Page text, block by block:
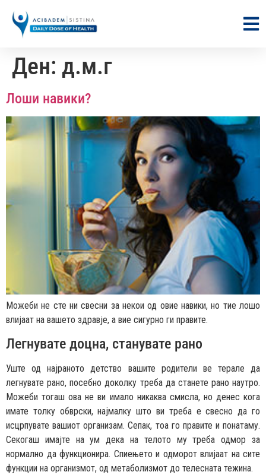
Ден: д.м.г
Лоши навики?
Можеби не сте ни свесни за некои од овие навики, но тие лошо
влијаат на вашето здравје, а вие сигурно ги правите.
Легнувате доцна, станувате рано
Уште од најраното детство вашите родители ве терале да
легнувате рано, посебно доколку треба да станете рано наутро.
Можеби тогаш ова не ви имало никаква смисла, но денес кога
имате толку обврски, најмалку што ви треба е свесно да го
исцрпувате вашиот организам. Сепак, тоа го правите и понатаму.
Секогаш имајте на ум дека на телото му треба одмор за
нормално да функционира. Спиењето и одморот влијаат на сите
функции на организмот, од метаболизмот до телесната тежина.